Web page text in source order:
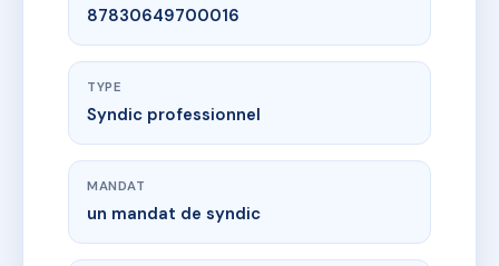
87830649700016
TYPE
Syndic professionnel
MANDAT
un mandat de syndic